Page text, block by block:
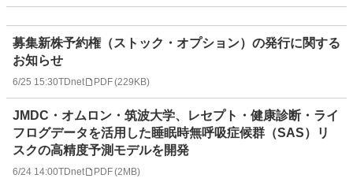
募集新株予約権（ストック・オプション）の発行に関する
お知らせ
6/25 15:30TDnet PDF(229KB)
JMDC・オムロン・筑波大学、レセプト・健康診断・ライ
フログデータを活用した睡眠時無呼吸症候群（SAS）リ
スクの高精度予測モデルを開発
6/24 14:00TDnet PDF(2MB)